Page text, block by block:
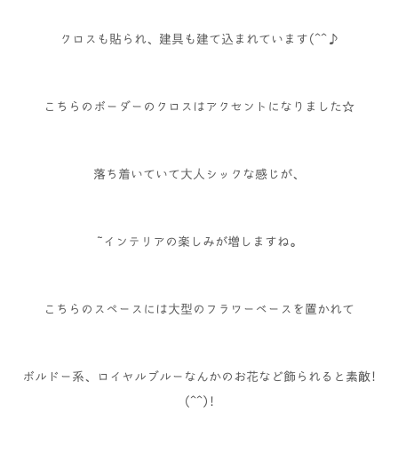
クロスも貼られ、建具も建て込まれています(^^♪
こちらのボーダーのクロスはアクセントになりました☆
落ち着いていて大人シックな感じが、
インテリアの楽しみが増しますね。
こちらのスペースには大型のフラワーベースを置かれて
ボルドー系、ロイヤルブルーなんかのお花など飾られると素敵!
(^^)!